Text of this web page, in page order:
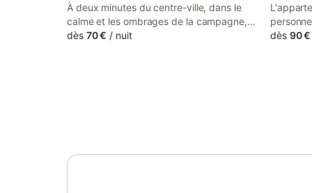
À deux minutes du centre-ville, dans le
calme et les ombrages de la campagne,
votre chambre, confort ou groupe, sera
dès 70 € / nuit
pour 2
dès 90 €